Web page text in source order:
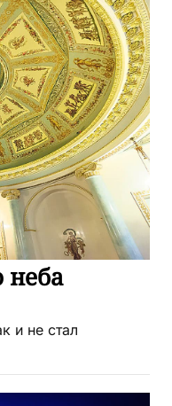
неба
и не стал